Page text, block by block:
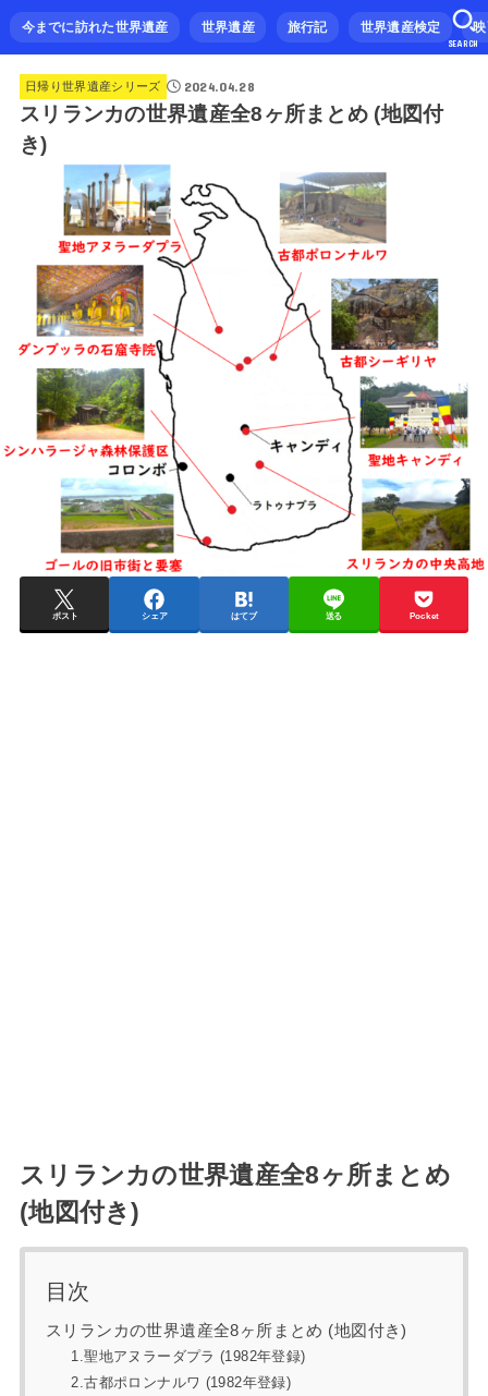
今までに訪れた世界遺産 世界遺産 旅行記 世界遺産検定
SEARCH
日帰り世界遺産シリーズ 2024.04.28
スリランカの世界遺産全8ヶ所まとめ (地図付
き)
ポスト シェア はてブ 送る Pocket
スリランカの世界遺産全8ヶ所まとめ
(地図付き)
目次
スリランカの世界遺産全8ヶ所まとめ (地図付き)
1.聖地アヌラーダプラ (1982年登録)
2.古都ポロンナルワ (1982年登録)